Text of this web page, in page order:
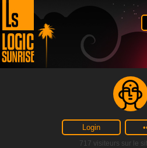
717 visiteurs sur le